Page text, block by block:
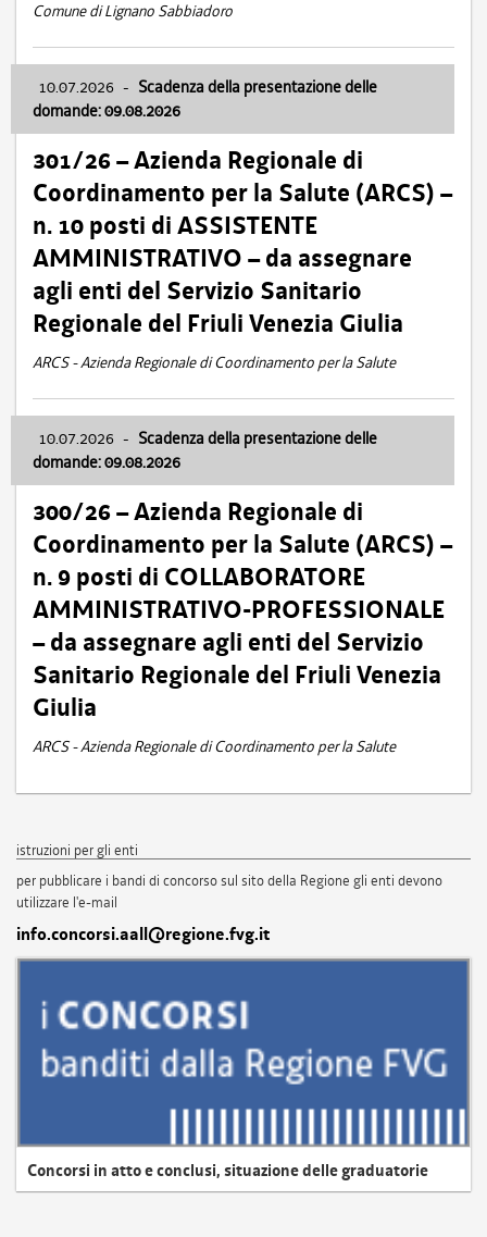
Comune di Lignano Sabbiadoro
10.07.2026 - Scadenza della presentazione delle
domande: 09.08.2026
301/26 – Azienda Regionale di
Coordinamento per la Salute (ARCS) –
n. 10 posti di ASSISTENTE
AMMINISTRATIVO – da assegnare
agli enti del Servizio Sanitario
Regionale del Friuli Venezia Giulia
ARCS - Azienda Regionale di Coordinamento per la Salute
10.07.2026 - Scadenza della presentazione delle
domande: 09.08.2026
300/26 – Azienda Regionale di
Coordinamento per la Salute (ARCS) –
n. 9 posti di COLLABORATORE
AMMINISTRATIVO-PROFESSIONALE
– da assegnare agli enti del Servizio
Sanitario Regionale del Friuli Venezia
Giulia
ARCS - Azienda Regionale di Coordinamento per la Salute
istruzioni per gli enti
per pubblicare i bandi di concorso sul sito della Regione gli enti devono
utilizzare l'e-mail
info.concorsi.aall@regione.fvg.it
Concorsi in atto e conclusi, situazione delle graduatorie